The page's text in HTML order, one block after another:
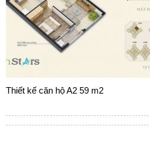
Thiết kế căn hộ A2 59 m2